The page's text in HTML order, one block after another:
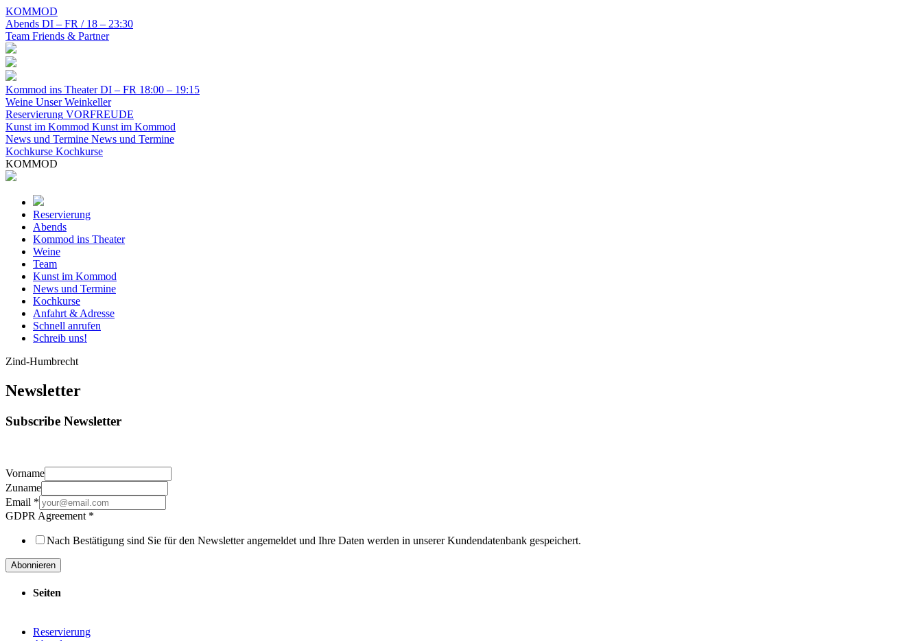
KOMMOD
Abends DI – FR / 18 – 23:30
Team Friends & Partner
Kommod ins Theater DI – FR 18:00 – 19:15
Weine Unser Weinkeller
Reservierung VORFREUDE
Kunst im Kommod Kunst im Kommod
News und Termine News und Termine
Kochkurse Kochkurse
KOMMOD
Reservierung
Abends
Kommod ins Theater
Weine
Team
Kunst im Kommod
News und Termine
Kochkurse
Anfahrt & Adresse
Schnell anrufen
Schreib uns!
Zind-Humbrecht
Newsletter
Subscribe Newsletter
Vorname
Zuname
Email *
GDPR Agreement *
Nach Bestätigung sind Sie für den Newsletter angemeldet und Ihre Daten werden in unserer Kundendatenbank gespeichert.
Abonnieren
Seiten
Reservierung